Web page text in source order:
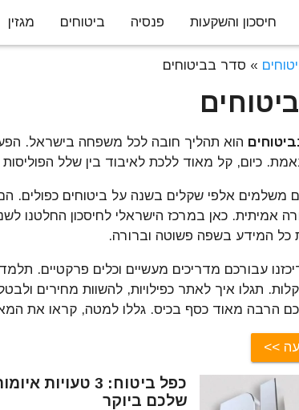
חיסכון והשקעות פנסיה ביטוחים מגזין
» סדר בביטוחים
הוא תהליך חובה לכל משפחה בישראל.
כיום, קל מאוד ללכת לאיבוד בין שלל הפוליסות
משלמים אלפי שקלים בשנה על ביטוחים כפולים.
אמיתית. כאן במרכז הישראלי לחיסכון החלטנו
כל המידע בשפה פשוטה וברורה.
עבורכם מדריכים מעשיים וכלים פרקטיים.
תגלו איך לאתר כפילויות, להשוות מחירים
לכם הרבה מאוד כסף בכיס. גללו למטה, קראו את
כפל ביטוח: 3
שלכם ביוקר